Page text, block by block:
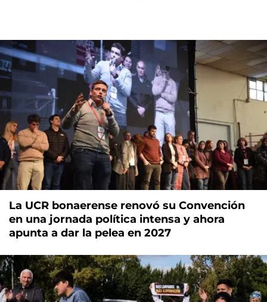
La UCR bonaerense renovó su Convención
en una jornada política intensa y ahora
apunta a dar la pelea en 2027